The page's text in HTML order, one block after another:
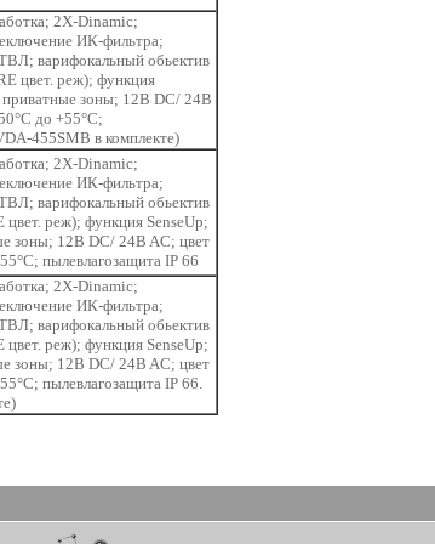
2Х-Dinamic;
ИК-фильтра;
варифокальный обьектив
цвет. реж); функция
зоны; 12B DC/ 24B
до +55°С;
455SMB в комплекте)
2Х-Dinamic;
ИК-фильтра;
варифокальный обьектив
реж); функция SenseUp;
зоны; 12B DC/ 24B AC; цвет
пылевлагозащита IP 66
2Х-Dinamic;
ИК-фильтра;
варифокальный обьектив
реж); функция SenseUp;
зоны; 12B DC/ 24B AC; цвет
пылевлагозащита IP 66.